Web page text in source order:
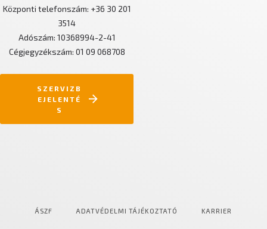
Központi telefonszám: +36 30 201
3514
Adószám: 10368994-2-41
Cégjegyzékszám: 01 09 068708
SZERVIZB
EJELENTÉ
S
ÁSZF ADATVÉDELMI TÁJÉKOZTATÓ KARRIER